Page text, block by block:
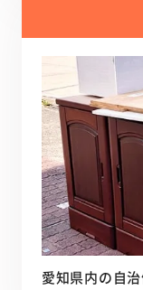
愛知県内の自